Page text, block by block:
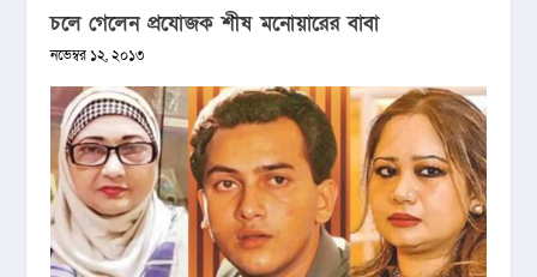
চলে গেলেন প্রযোজক শীষ মনোয়ারের বাবা
নভেম্বর ১২, ২০১৩